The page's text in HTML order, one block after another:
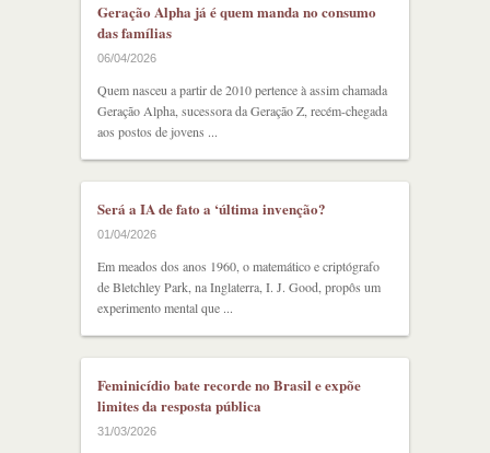
Geração Alpha já é quem manda no consumo
das famílias
06/04/2026
Quem nasceu a partir de 2010 pertence à assim chamada
Geração Alpha, sucessora da Geração Z, recém-chegada
aos postos de jovens ...
Será a IA de fato a ‘última invenção?
01/04/2026
Em meados dos anos 1960, o matemático e criptógrafo
de Bletchley Park, na Inglaterra, I. J. Good, propôs um
experimento mental que ...
Feminicídio bate recorde no Brasil e expõe
limites da resposta pública
31/03/2026